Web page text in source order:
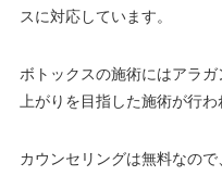
スに対応しています。
ボトックスの施術にはアラ
上がりを目指した施術が行わ
カウンセリングは無料なの